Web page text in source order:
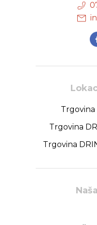
Trgovina
Trgovina
Trgovina